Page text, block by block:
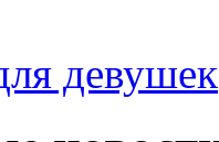
девушек